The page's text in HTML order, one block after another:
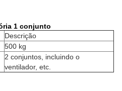
1 conjunto
Descrição
500 kg
2 conjuntos, incluindo o
ventilador, etc.